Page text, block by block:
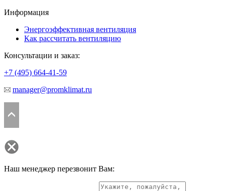
Информация
Энергоэффективная вентиляция
Как рассчитать вентиляцию
Консультации и заказ:
+7 (495) 664-41-59
manager@promklimat.ru
Наш менеджер перезвонит Вам: